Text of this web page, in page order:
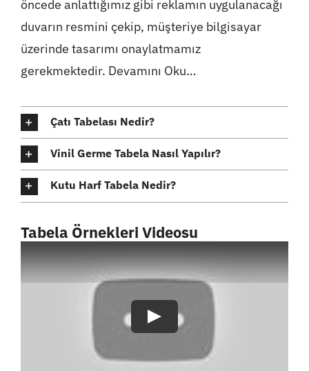
öncede anlattığımız gibi reklamın uygulanacağı
duvarın resmini çekip, müşteriye bilgisayar
üzerinde tasarımı onaylatmamız
gerekmektedir. Devamını Oku…
Çatı Tabelası Nedir?
Vinil Germe Tabela Nasıl Yapılır?
Kutu Harf Tabela Nedir?
Tabela Örnekleri Videosu